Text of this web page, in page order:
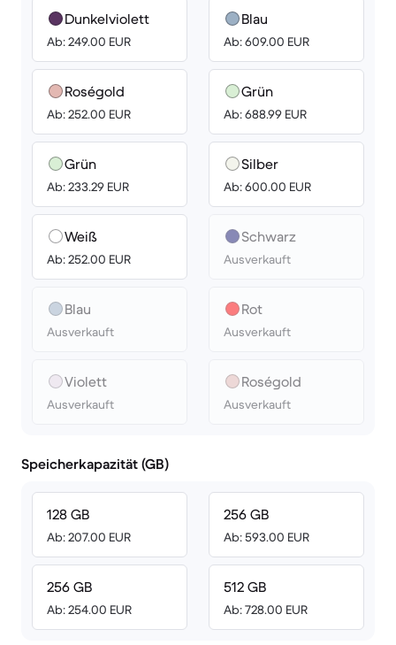
Dunkelviolett
Ab: 249.00 EUR
Roségold
Ab: 252.00 EUR
Grün
Ab: 233.29 EUR
Weiß
Ab: 252.00 EUR
Blau
Ausverkauft
Violett
Ausverkauft
Blau
Ab: 609.00 EUR
Grün
Ab: 688.99 EUR
Silber
Ab: 600.00 EUR
Schwarz
Ausverkauft
Rot
Ausverkauft
Roségold
Ausverkauft
Speicherkapazität (GB)
128 GB
Ab: 207.00 EUR
256 GB
Ab: 254.00 EUR
256 GB
Ab: 593.00 EUR
512 GB
Ab: 728.00 EUR